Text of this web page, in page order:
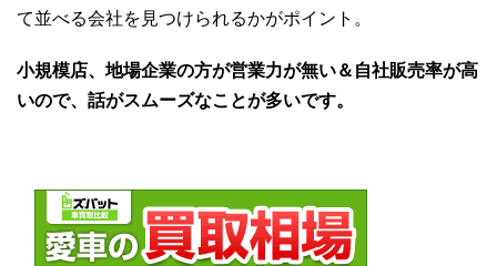
て並べる会社を見つけられるかがポイント。
小規模店、地場企業の方が営業力が無い＆自社販売率が高
いので、話がスムーズなことが多いです。